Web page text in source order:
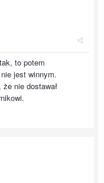
to potem
jest winnym.
nie dostawał